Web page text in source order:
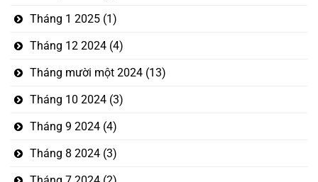
Tháng 1 2025 (1)
Tháng 12 2024 (4)
Tháng mười một 2024 (13)
Tháng 10 2024 (3)
Tháng 9 2024 (4)
Tháng 8 2024 (3)